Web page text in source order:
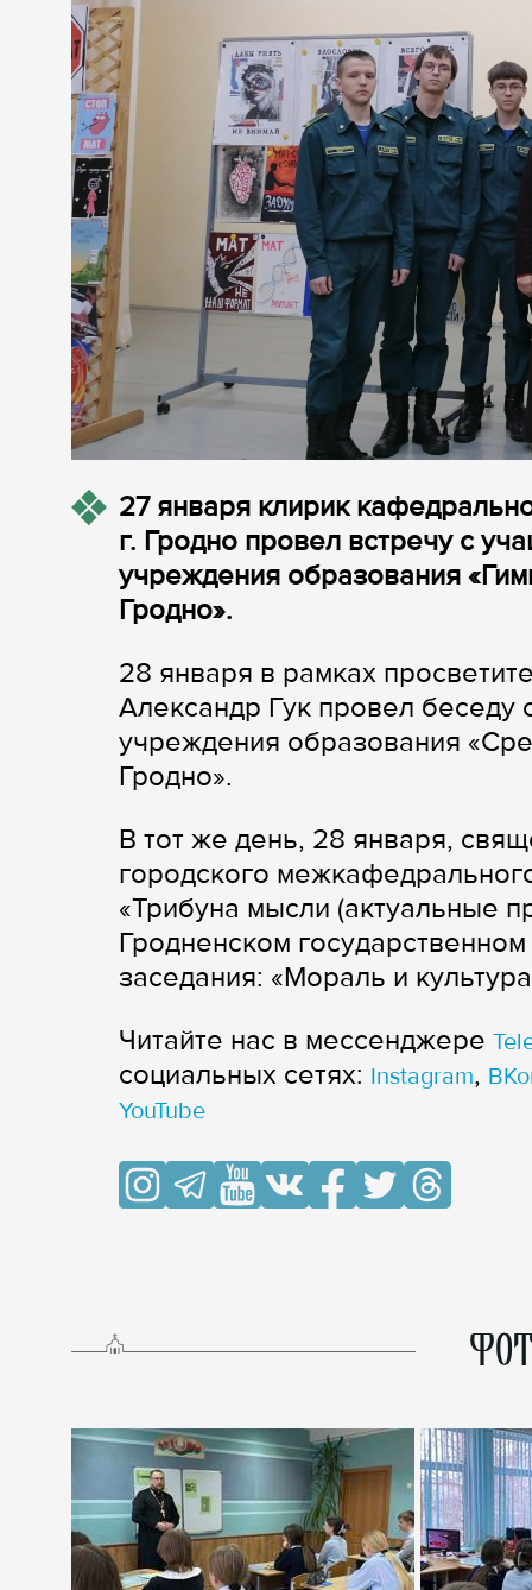
27 января клирик
г. Гродно провел встречу с
учреждения образования
Гродно».
28 января в рамках
Александр Гук провел беседу
учреждения образования
Гродно».
В тот же день, 28 января,
городского
«Трибуна мысли (актуальные
Гродненском
заседания: «Мораль и
Читайте нас в мессенджере
cоциальных сетях: Instagram,
YouTube